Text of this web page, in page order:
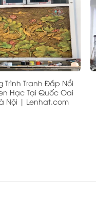
Trình Tranh Đắp Nổi
Hạc Tại Quốc Oai
Nội | Lenhat.com